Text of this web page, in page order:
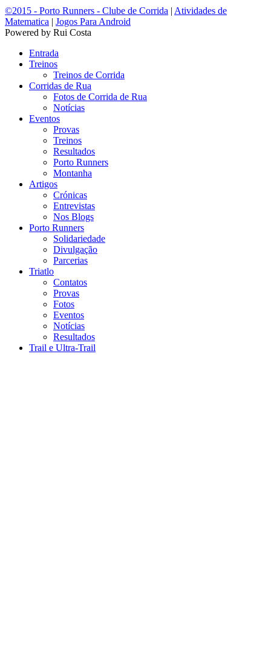
©2015 - Porto Runners - Clube de Corrida | Atividades de
Matematica | Jogos Para Android
Powered by Rui Costa
Entrada
Treinos
Treinos de Corrida
Corridas de Rua
Fotos de Corrida de Rua
Notícias
Eventos
Provas
Treinos
Resultados
Porto Runners
Montanha
Artigos
Crónicas
Entrevistas
Nos Blogs
Porto Runners
Solidariedade
Divulgação
Parcerias
Triatlo
Contatos
Provas
Fotos
Eventos
Notícias
Resultados
Trail e Ultra-Trail